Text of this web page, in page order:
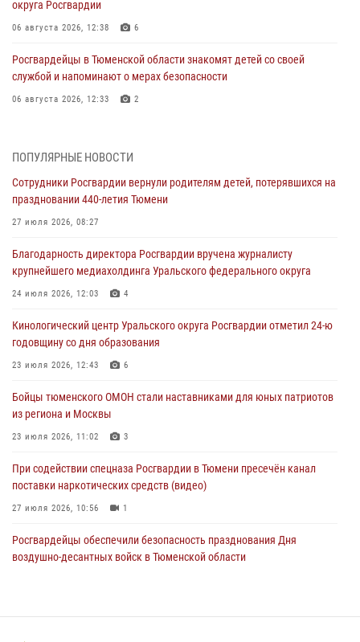
округа Росгвардии
06 августа 2026, 12:38 6
Росгвардейцы в Тюменской области знакомят детей со своей
службой и напоминают о мерах безопасности
06 августа 2026, 12:33 2
Росгвардейцы в Тюменской области почтили память генерала
армии Ивана Кирилловича Яковлева
В Тюмени офицер Росгвардии в радиоэфире напомнил гражданам о
мерах безопасного владения оружием
Военнослужащие Росгвардии сбили дрон-разведчик ВСУ на южном
направлении
Стальной характер продемонстрировали росгвардейцы в ходе
масштабных спортивных событий на Урале
ПОПУЛЯРНЫЕ НОВОСТИ
Сотрудники Росгвардии вернули родителям детей, потерявшихся на
праздновании 440-летия Тюмени
27 июля 2026, 08:27
Благодарность директора Росгвардии вручена журналисту
крупнейшего медиахолдинга Уральского федерального округа
24 июля 2026, 12:03 4
Кинологический центр Уральского округа Росгвардии отметил 24-ю
годовщину со дня образования
23 июля 2026, 12:43 6
Бойцы тюменского ОМОН стали наставниками для юных патриотов
из региона и Москвы
23 июля 2026, 11:02 3
При содействии спецназа Росгвардии в Тюмени пресечён канал
поставки наркотических средств (видео)
27 июля 2026, 10:56 1
Росгвардейцы обеспечили безопасность празднования Дня
воздушно-десантных войск в Тюменской области